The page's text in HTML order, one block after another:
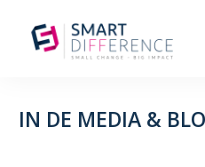
IN DE MEDIA &